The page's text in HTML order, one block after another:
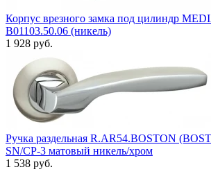
Корпус врезного замка под цилиндр
B01103.50.06 (никель)
1 928 руб.
Ручка раздельная R.AR54.BOSTON
SN/CP-3 матовый никель/хром
1 538 руб.